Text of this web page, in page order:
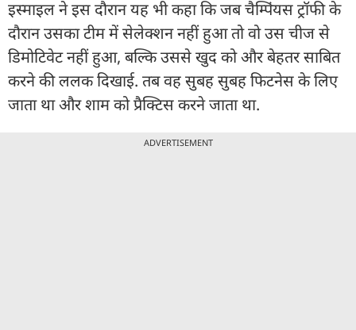
इस्माइल ने इस दौरान यह भी कहा कि जब चैम्प‍िंयस ट्रॉफी के
दौरान उसका टीम में सेलेक्शन नहीं हुआ तो वो उस चीज से
ड‍िमोटिवेट नहीं हुआ, बल्क‍ि उससे खुद को और बेहतर साब‍ित
करने की ललक द‍िखाई. तब वह सुबह सुबह फ‍िटनेस के ल‍िए
जाता था और शाम को प्रैक्ट‍िस करने जाता था.
ADVERTISEMENT